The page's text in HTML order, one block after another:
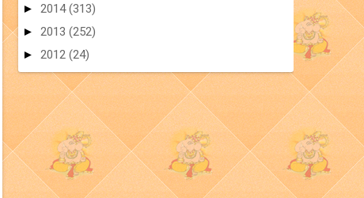
► 2014(313)
► 2013 (252)
► 2012 (24)